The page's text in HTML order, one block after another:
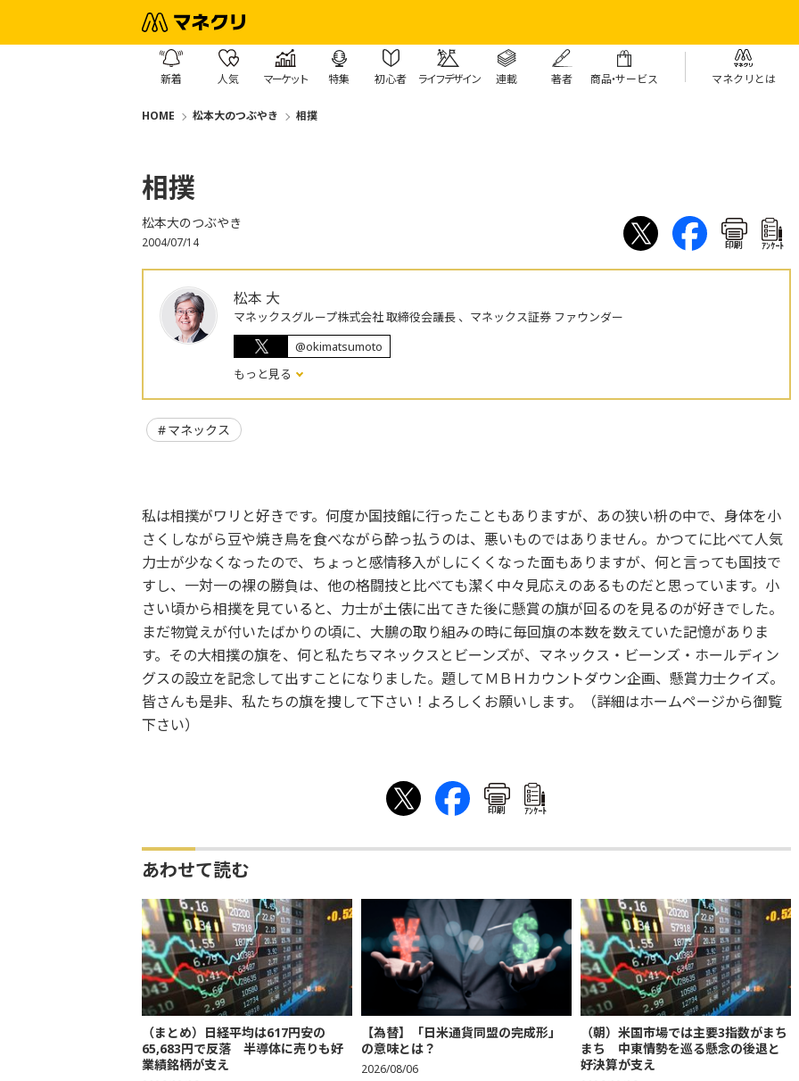
新着 人気 マーケット 特集 初心者 ライフデザイン 連載 著者 商品・サービス マネクリとは
HOME 松本大のつぶやき 相撲
相撲
松本大のつぶやき
2004/07/14 印刷 ｱﾝｹｰﾄ
松本 大
マネックスグループ株式会社 取締役会議長 、マネックス証券 ファウンダー
@okimatsumoto
もっと見る
マネックス
私は相撲がワリと好きです。何度か国技館に行ったこともありますが、あの狭い枡の中で、身体を小
さくしながら豆や焼き鳥を食べながら酔っ払うのは、悪いものではありません。かつてに比べて人気
力士が少なくなったので、ちょっと感情移入がしにくくなった面もありますが、何と言っても国技で
すし、一対一の裸の勝負は、他の格闘技と比べても潔く中々見応えのあるものだと思っています。小
さい頃から相撲を見ていると、力士が土俵に出てきた後に懸賞の旗が回るのを見るのが好きでした。
まだ物覚えが付いたばかりの頃に、大鵬の取り組みの時に毎回旗の本数を数えていた記憶がありま
す。その大相撲の旗を、何と私たちマネックスとビーンズが、マネックス・ビーンズ・ホールディン
グスの設立を記念して出すことになりました。題してＭＢＨカウントダウン企画、懸賞力士クイズ。
皆さんも是非、私たちの旗を捜して下さい！よろしくお願いします。（詳細はホームページから御覧
下さい）
印刷 ｱﾝｹｰﾄ
あわせて読む
（まとめ）日経平均は617円安の
65,683円で反落 半導体に売りも好
業績銘柄が支え
【為替】「日米通貨同盟の完成形」
の意味とは？
2026/08/06
（朝）米国市場では主要3指数がまち
まち 中東情勢を巡る懸念の後退と
好決算が支え